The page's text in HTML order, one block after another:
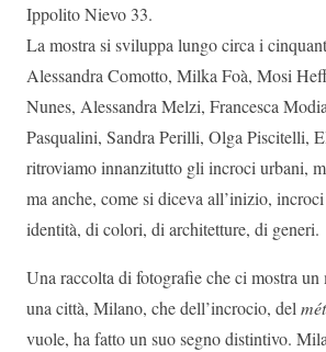
Ippolito Nievo 33.
La mostra si sviluppa lungo circa i
Alessandra Comotto, Milka Foà, Mosi
Nunes, Alessandra Melzi, Francesca
Pasqualini, Sandra Perilli, Olga Piscitelli,
ritroviamo innanzitutto gli incroci urbani,
ma anche, come si diceva all’inizio,
identità, di colori, di architetture, di generi.
Una raccolta di fotografie che ci mostra un
una città, Milano, che dell’incrocio, del
vuole, ha fatto un suo segno distintivo.